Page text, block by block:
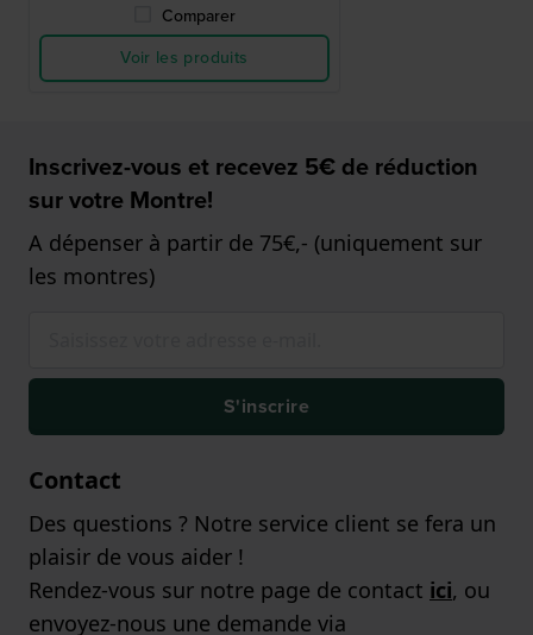
Comparer
Voir les produits
Inscrivez-vous et recevez 5€ de réduction
sur votre Montre!
A dépenser à partir de 75€,- (uniquement sur
les montres)
S'inscrire
Contact
Des questions ? Notre service client se fera un
plaisir de vous aider !
Rendez-vous sur notre page de contact ici, ou
envoyez-nous une demande via